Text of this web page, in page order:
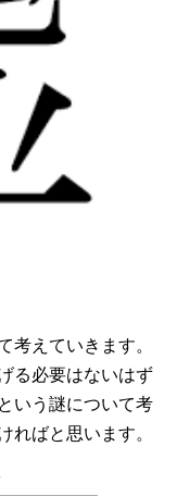
考えていきます。
る必要はないはず
いう謎について考
ればと思います。